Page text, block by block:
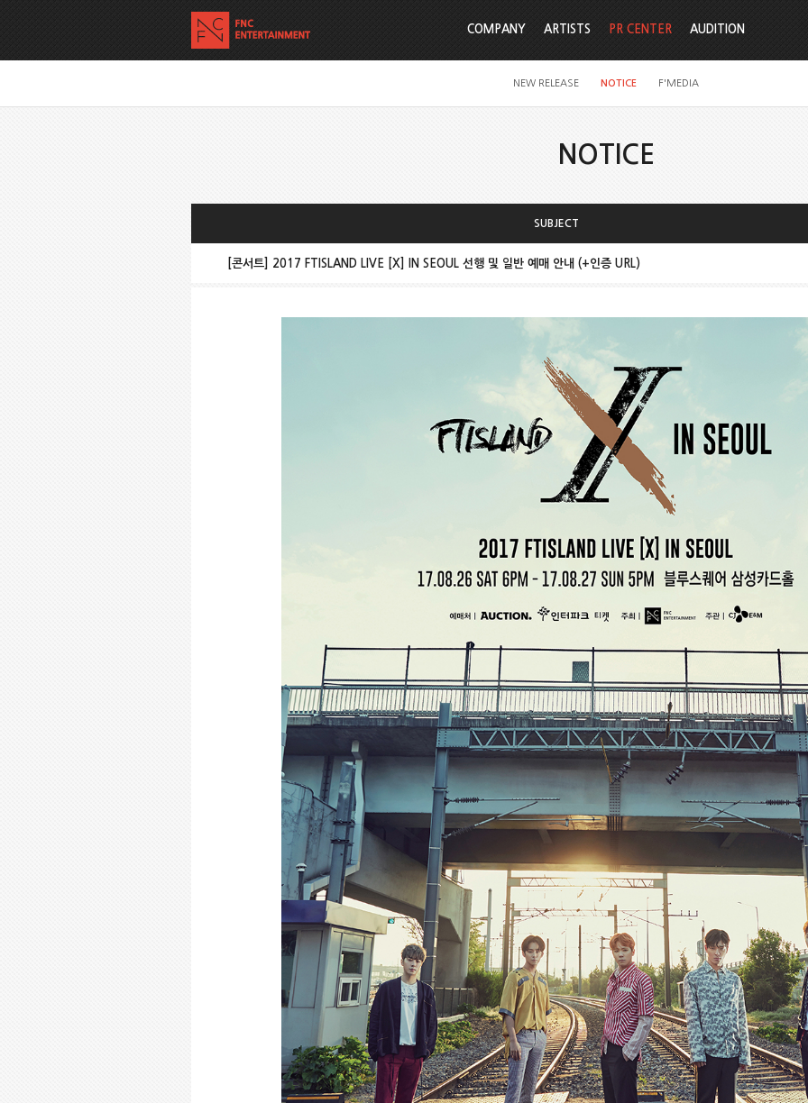
COMPANY ARTISTS PR CENTER
NEW RELEASE NOTICE F'MEDIA
AUDITION
NOTICE
SUBJECT
[콘서트] 2017 FTISLAND LIVE [X] IN SEOUL 선행 및 일반 예매 안내 (+인증 URL)